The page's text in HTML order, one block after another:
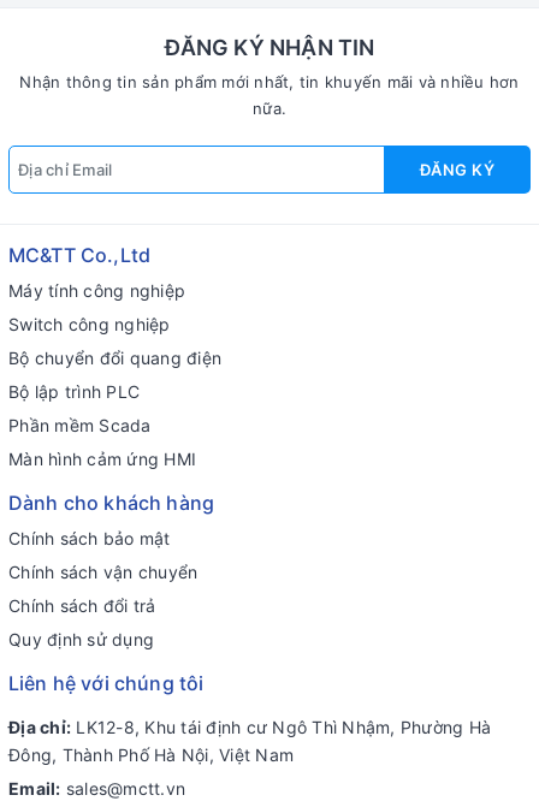
ĐĂNG KÝ NHẬN TIN
Nhận thông tin sản phẩm mới nhất, tin khuyến mãi và nhiều hơn
nữa.
ĐĂNG KÝ
MC&TT Co.,Ltd
Máy tính công nghiệp
Switch công nghiệp
Bộ chuyển đổi quang điện
Bộ lập trình PLC
Phần mềm Scada
Màn hình cảm ứng HMI
Dành cho khách hàng
Chính sách bảo mật
Chính sách vận chuyển
Chính sách đổi trả
Quy định sử dụng
Liên hệ với chúng tôi
Địa chỉ: LK12-8, Khu tái định cư Ngô Thì Nhậm, Phường Hà
Đông, Thành Phố Hà Nội, Việt Nam
Email: sales@mctt.vn